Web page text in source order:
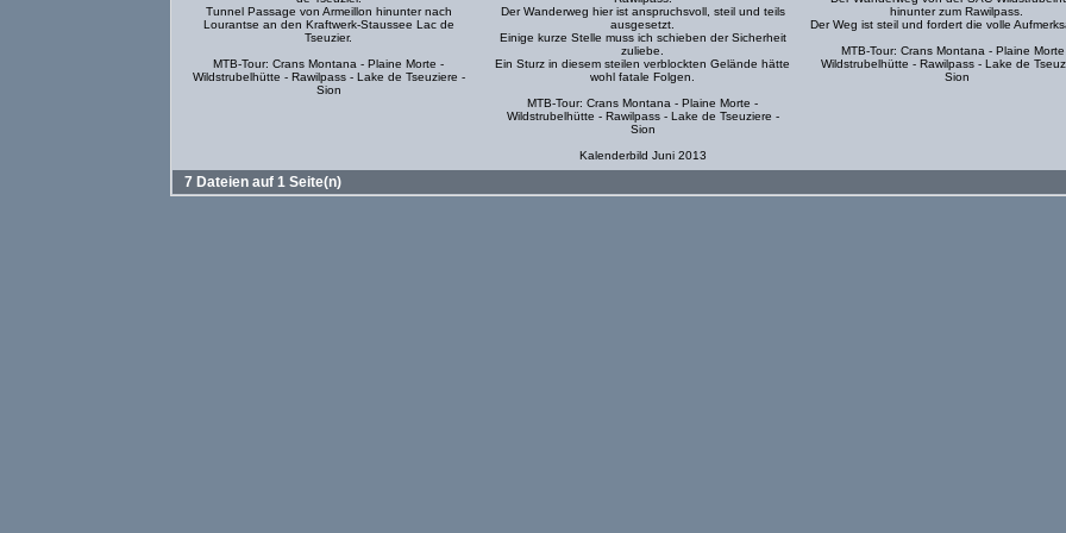
Tunnel Passage von Armeillon hinunter nach
Lourantse an den Kraftwerk-Staussee Lac de
Tseuzier.
MTB-Tour: Crans Montana - Plaine Morte -
Wildstrubelhütte - Rawilpass - Lake de Tseuziere -
Sion
Der Wanderweg hier ist anspruchsvoll, steil und teils
ausgesetzt.
Einige kurze Stelle muss ich schieben der Sicherheit
zuliebe.
Ein Sturz in diesem steilen verblockten Gelände hätte
wohl fatale Folgen.
MTB-Tour: Crans Montana - Plaine Morte -
Wildstrubelhütte - Rawilpass - Lake de Tseuziere -
Sion
Kalenderbild Juni 2013
hinunter zum Rawilpass.
Der Weg ist steil und fordert die volle
MTB-Tour: Crans Montana - Plaine
Wildstrubelhütte - Rawilpass - Lake de
Sion
7 Dateien auf 1 Seite(n)